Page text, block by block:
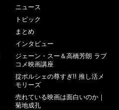
ニュース
トピック
まとめ
インタビュー
ジェーン・スー＆高橋芳朗 ラブ
コメ映画講座
掟ポルシェの尊すぎ!! 推し活メ
モリーズ
売れている映画は面白いのか｜
菊地成孔